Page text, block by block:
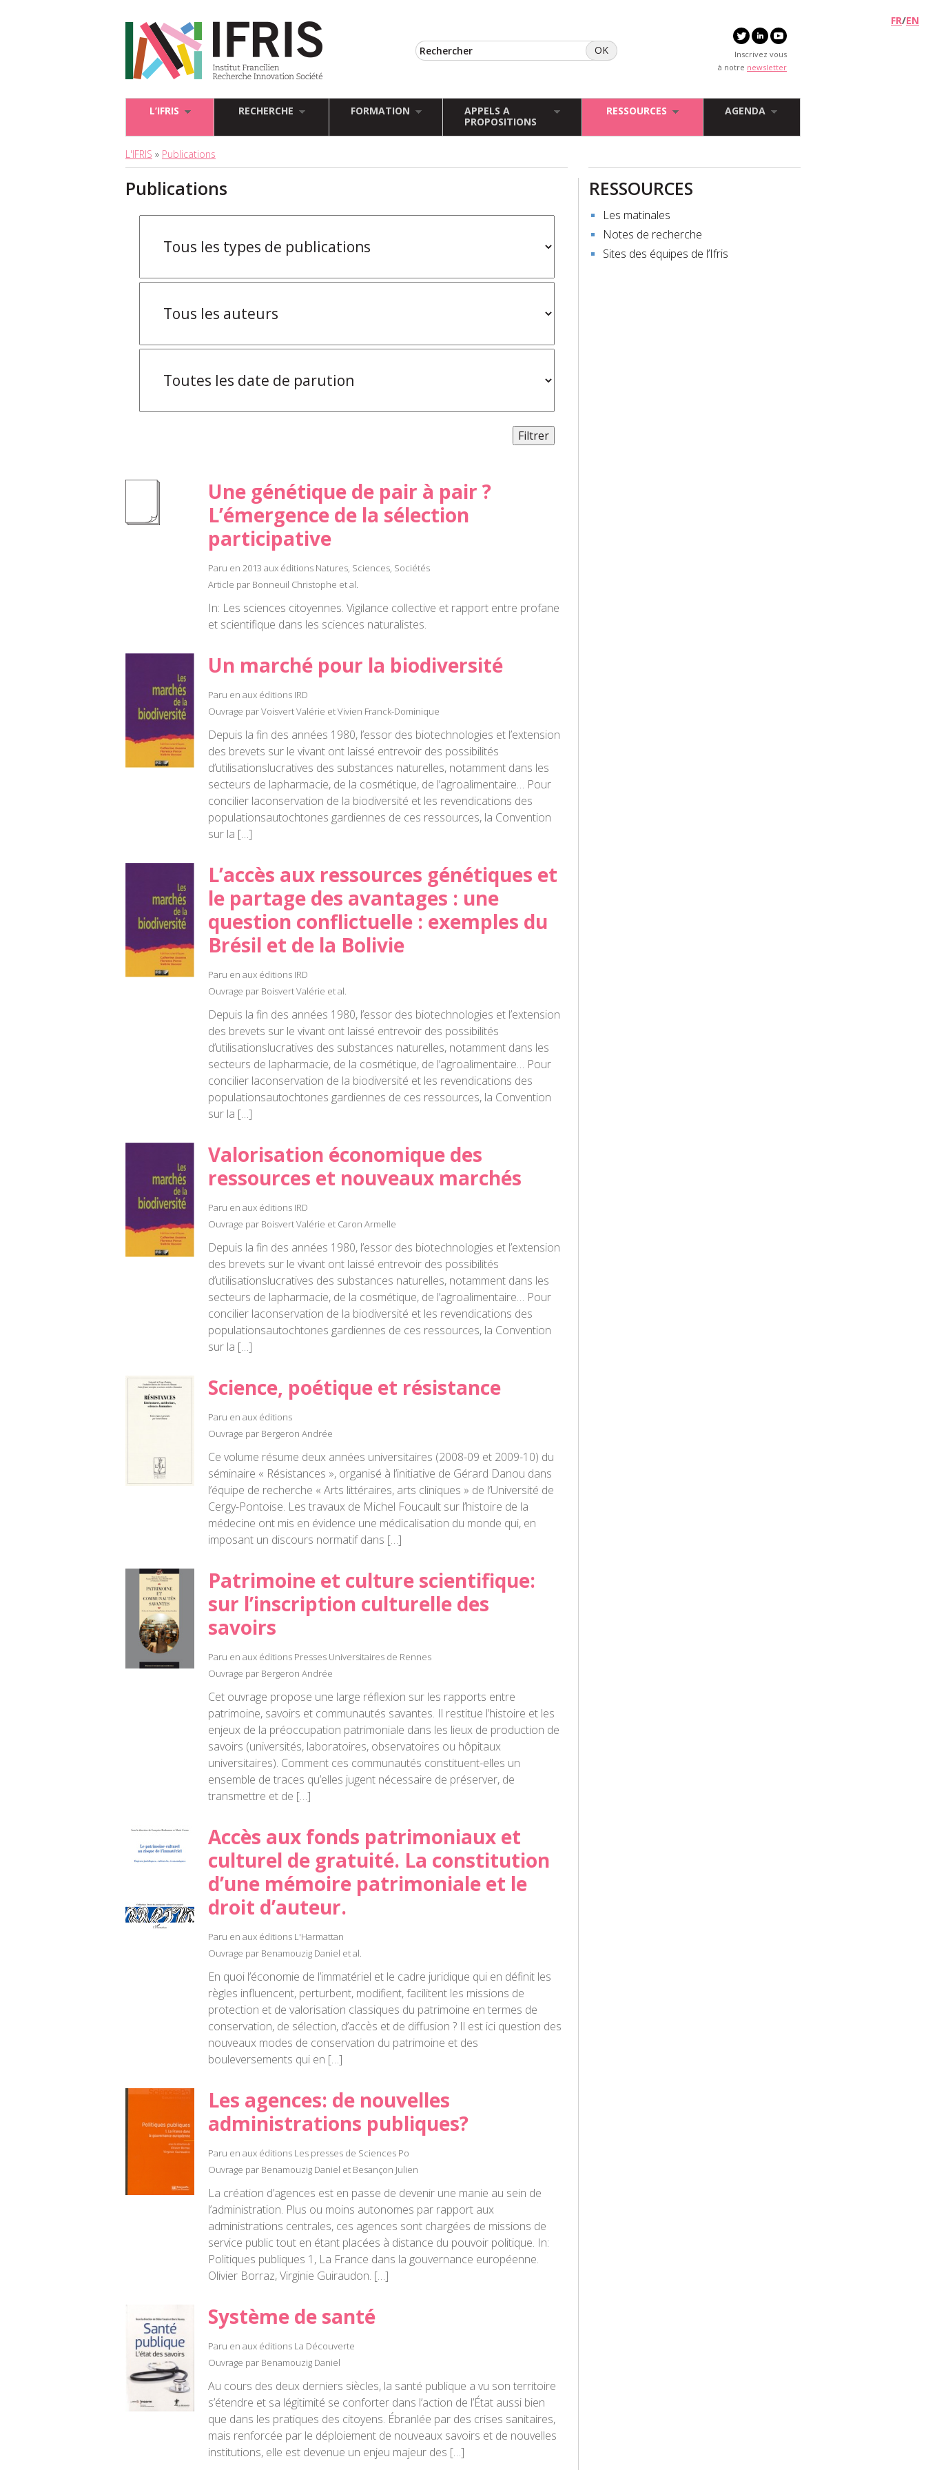
Inscrivez vous
à notre newsletter
FR/EN
L’IFRIS RECHERCHE FORMATION
APPELS A
PROPOSITIONS
RESSOURCES AGENDA
L'IFRIS » Publications
Publications
Une génétique de pair à pair ?
L’émergence de la sélection
participative
Paru en 2013 aux éditions Natures, Sciences, Sociétés
Article par Bonneuil Christophe et al.
In: Les sciences citoyennes. Vigilance collective et rapport entre profane
et scientifique dans les sciences naturalistes.
Un marché pour la biodiversité
Paru en aux éditions IRD
Ouvrage par Voisvert Valérie et Vivien Franck-Dominique
Depuis la fin des années 1980, l’essor des biotechnologies et l’extension
des brevets sur le vivant ont laissé entrevoir des possibilités
d’utilisationslucratives des substances naturelles, notamment dans les
secteurs de lapharmacie, de la cosmétique, de l’agroalimentaire… Pour
concilier laconservation de la biodiversité et les revendications des
populationsautochtones gardiennes de ces ressources, la Convention
sur la […]
L’accès aux ressources génétiques et
le partage des avantages : une
question conflictuelle : exemples du
Brésil et de la Bolivie
Paru en aux éditions IRD
Ouvrage par Boisvert Valérie et al.
Depuis la fin des années 1980, l’essor des biotechnologies et l’extension
des brevets sur le vivant ont laissé entrevoir des possibilités
d’utilisationslucratives des substances naturelles, notamment dans les
secteurs de lapharmacie, de la cosmétique, de l’agroalimentaire… Pour
concilier laconservation de la biodiversité et les revendications des
populationsautochtones gardiennes de ces ressources, la Convention
sur la […]
Valorisation économique des
ressources et nouveaux marchés
Paru en aux éditions IRD
Ouvrage par Boisvert Valérie et Caron Armelle
Depuis la fin des années 1980, l’essor des biotechnologies et l’extension
des brevets sur le vivant ont laissé entrevoir des possibilités
d’utilisationslucratives des substances naturelles, notamment dans les
secteurs de lapharmacie, de la cosmétique, de l’agroalimentaire… Pour
concilier laconservation de la biodiversité et les revendications des
populationsautochtones gardiennes de ces ressources, la Convention
sur la […]
Science, poétique et résistance
Paru en aux éditions
Ouvrage par Bergeron Andrée
Ce volume résume deux années universitaires (2008-09 et 2009-10) du
séminaire « Résistances », organisé à l’initiative de Gérard Danou dans
l’équipe de recherche « Arts littéraires, arts cliniques » de l’Université de
Cergy-Pontoise. Les travaux de Michel Foucault sur l’histoire de la
médecine ont mis en évidence une médicalisation du monde qui, en
imposant un discours normatif dans […]
Patrimoine et culture scientifique:
sur l’inscription culturelle des
savoirs
Paru en aux éditions Presses Universitaires de Rennes
Ouvrage par Bergeron Andrée
Cet ouvrage propose une large réflexion sur les rapports entre
patrimoine, savoirs et communautés savantes. Il restitue l’histoire et les
enjeux de la préoccupation patrimoniale dans les lieux de production de
savoirs (universités, laboratoires, observatoires ou hôpitaux
universitaires). Comment ces communautés constituent-elles un
ensemble de traces qu’elles jugent nécessaire de préserver, de
transmettre et de […]
Accès aux fonds patrimoniaux et
culturel de gratuité. La constitution
d’une mémoire patrimoniale et le
droit d’auteur.
Paru en aux éditions L'Harmattan
Ouvrage par Benamouzig Daniel et al.
En quoi l’économie de l’immatériel et le cadre juridique qui en définit les
règles influencent, perturbent, modifient, facilitent les missions de
protection et de valorisation classiques du patrimoine en termes de
conservation, de sélection, d’accès et de diffusion ? Il est ici question des
nouveaux modes de conservation du patrimoine et des
bouleversements qui en […]
Les agences: de nouvelles
administrations publiques?
Paru en aux éditions Les presses de Sciences Po
Ouvrage par Benamouzig Daniel et Besançon Julien
La création d’agences est en passe de devenir une manie au sein de
l’administration. Plus ou moins autonomes par rapport aux
administrations centrales, ces agences sont chargées de missions de
service public tout en étant placées à distance du pouvoir politique. In:
Politiques publiques 1, La France dans la gouvernance européenne.
Olivier Borraz, Virginie Guiraudon. […]
Système de santé
Paru en aux éditions La Découverte
Ouvrage par Benamouzig Daniel
Au cours des deux derniers siècles, la santé publique a vu son territoire
s’étendre et sa légitimité se conforter dans l’action de l’État aussi bien
que dans les pratiques des citoyens. Ébranlée par des crises sanitaires,
mais renforcée par le déploiement de nouveaux savoirs et de nouvelles
institutions, elle est devenue un enjeu majeur des […]
RESSOURCES
Les matinales
Notes de recherche
Sites des équipes de l’Ifris